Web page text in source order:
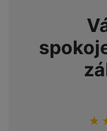
100